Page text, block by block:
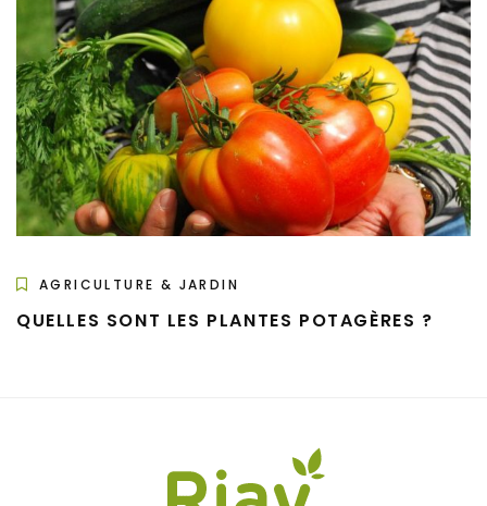
AGRICULTURE & JARDIN
QUELLES SONT LES PLANTES POTAGÈRES ?